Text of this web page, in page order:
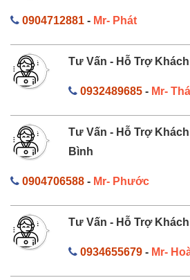
0904712881 - Mr- Phát
Tư Vấn - Hỗ Trợ
0932489685- Mr-
Tư Vấn - Hỗ Trợ
Bình
0904706588 - Mr- Phước
Tư Vấn - Hỗ Trợ
0934655679- Mr-